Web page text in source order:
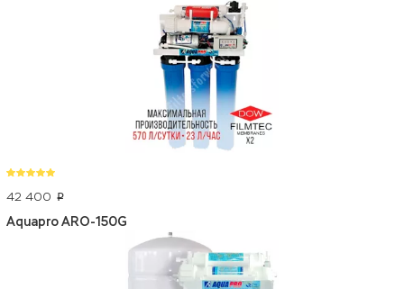
42 400 p
Aquapro ARO-150G